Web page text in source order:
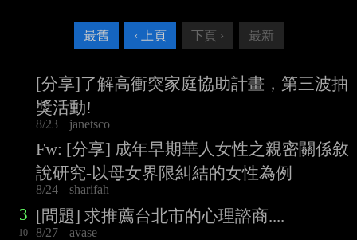
最舊 ‹ 上頁 下頁 › 最新
[分享]了解高衝突家庭協助計畫，第三波抽
獎活動!
8/23 janetsco
Fw: [分享] 成年早期華人女性之親密關係敘
說研究-以母女界限糾結的女性為例
8/24 sharifah
3
10
[問題] 求推薦台北市的心理諮商....
8/27 avase